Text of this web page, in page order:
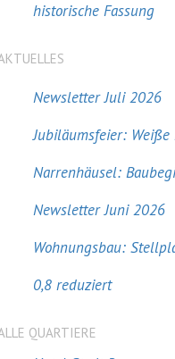
historische Fassung
Newsletter Juli 2026
Jubiläumsfeier:
Narrenhäusel:
Newsletter Juni 2026
Wohnungsbau:
0,8 reduziert
QUARTIERE